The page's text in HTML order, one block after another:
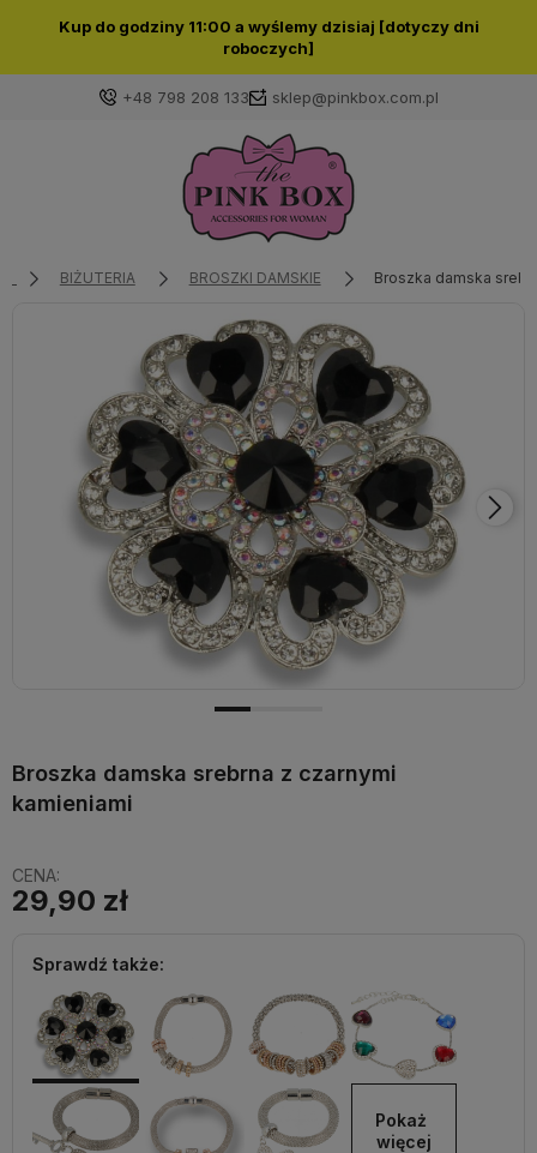
Kup do godziny 11:00 a wyślemy dzisiaj [dotyczy dni
roboczych]
+48 798 208 133 sklep@pinkbox.com.pl
Zaloguj się
Wybierz coś dla siebie z naszej aktualnej oferty lub
zaloguj się, aby przywrócić dodane produkty do listy
z poprzedniej sesji.
BIŻUTERIA BROSZKI DAMSKIE Broszka damska
Broszka damska srebrna z czarnymi
kamieniami
CENA:
29,90 zł
Sprawdź także:
Pokaż
więcej